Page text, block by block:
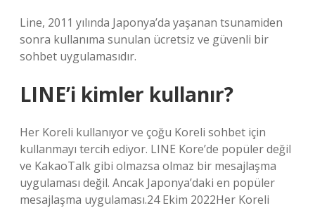
Line, 2011 yılında Japonya’da yaşanan tsunamiden
sonra kullanıma sunulan ücretsiz ve güvenli bir
sohbet uygulamasıdır.
LINE’i kimler kullanır?
Her Koreli kullanıyor ve çoğu Koreli sohbet için
kullanmayı tercih ediyor. LINE Kore’de popüler değil
ve KakaoTalk gibi olmazsa olmaz bir mesajlaşma
uygulaması değil. Ancak Japonya’daki en popüler
mesajlaşma uygulaması.24 Ekim 2022Her Koreli